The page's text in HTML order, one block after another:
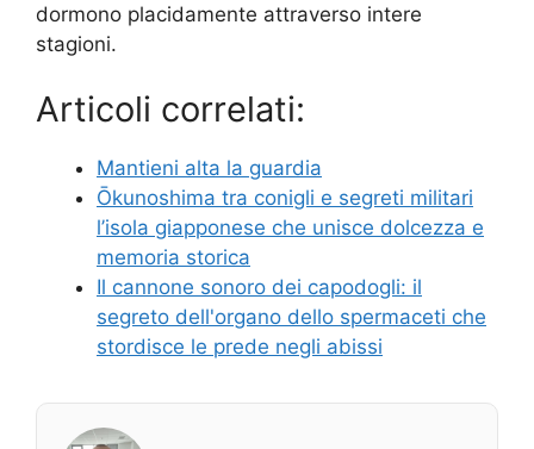
dormono placidamente attraverso intere
stagioni.
Articoli correlati:
Mantieni alta la guardia
Ōkunoshima tra conigli e segreti militari
l’isola giapponese che unisce dolcezza e
memoria storica
Il cannone sonoro dei capodogli: il
segreto dell'organo dello spermaceti che
stordisce le prede negli abissi